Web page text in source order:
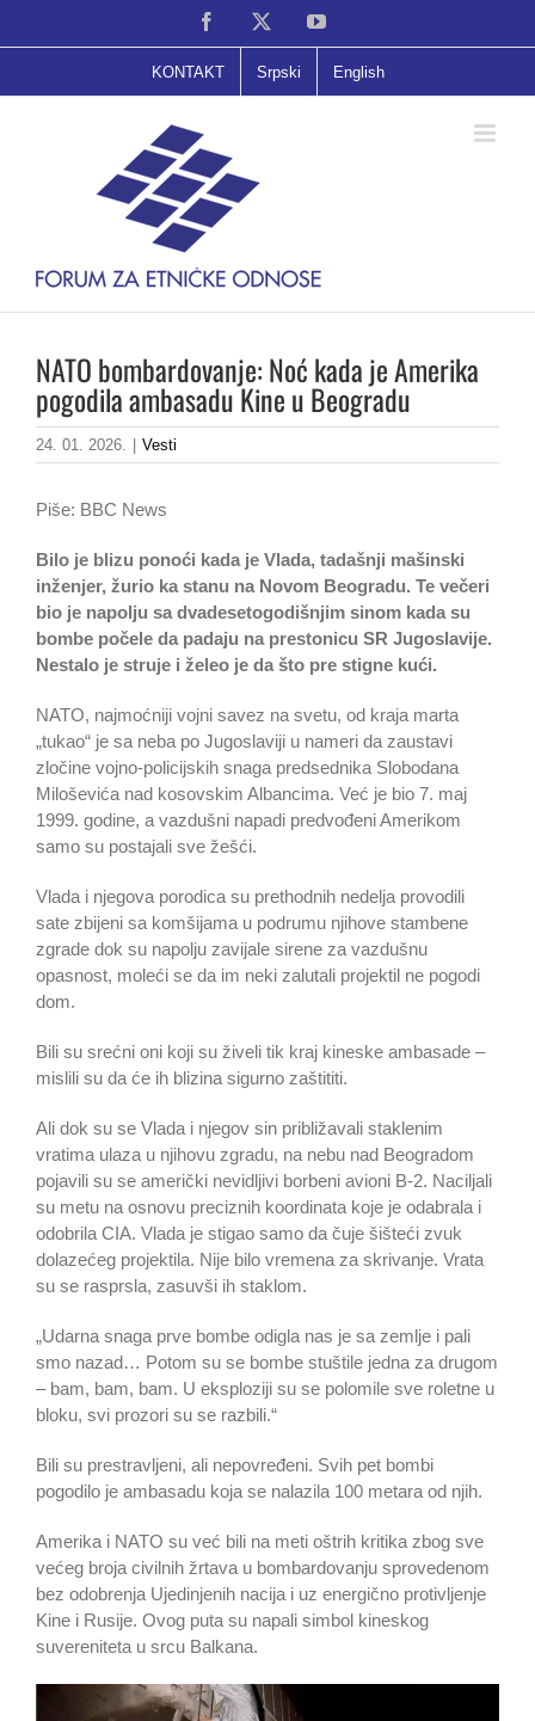
Facebook YouTube
KONTAKT Srpski English
NATO bombardovanje: Noć kada je Amerika
pogodila ambasadu Kine u Beogradu
24. 01. 2026. Vesti
Piše: BBC News
Bilo je blizu ponoći kada je Vlada, tadašnji mašinski
inženjer, žurio ka stanu na Novom Beogradu. Te večeri
bio je napolju sa dvadesetogodišnjim sinom kada su
bombe počele da padaju na prestonicu SR Jugoslavije.
Nestalo je struje i želeo je da što pre stigne kući.
NATO, najmoćniji vojni savez na svetu, od kraja marta
„tukao“ je sa neba po Jugoslaviji u nameri da zaustavi
zločine vojno-policijskih snaga predsednika Slobodana
Miloševića nad kosovskim Albancima. Već je bio 7. maj
1999. godine, a vazdušni napadi predvođeni Amerikom
samo su postajali sve žešći.
Vlada i njegova porodica su prethodnih nedelja provodili
sate zbijeni sa komšijama u podrumu njihove stambene
zgrade dok su napolju zavijale sirene za vazdušnu
opasnost, moleći se da im neki zalutali projektil ne pogodi
dom.
Bili su srećni oni koji su živeli tik kraj kineske ambasade –
mislili su da će ih blizina sigurno zaštititi.
Ali dok su se Vlada i njegov sin približavali staklenim
vratima ulaza u njihovu zgradu, na nebu nad Beogradom
pojavili su se američki nevidljivi borbeni avioni B-2. Naciljali
su metu na osnovu preciznih koordinata koje je odabrala i
odobrila CIA. Vlada je stigao samo da čuje šišteći zvuk
dolazećeg projektila. Nije bilo vremena za skrivanje. Vrata
su se rasprsla, zasuvši ih staklom.
„Udarna snaga prve bombe odigla nas je sa zemlje i pali
smo nazad… Potom su se bombe stuštile jedna za drugom
– bam, bam, bam. U eksploziji su se polomile sve roletne u
bloku, svi prozori su se razbili.“
Bili su prestravljeni, ali nepovređeni. Svih pet bombi
pogodilo je ambasadu koja se nalazila 100 metara od njih.
Amerika i NATO su već bili na meti oštrih kritika zbog sve
većeg broja civilnih žrtava u bombardovanju sprovedenom
bez odobrenja Ujedinjenih nacija i uz energično protivljenje
Kine i Rusije. Ovog puta su napali simbol kineskog
suvereniteta u srcu Balkana.